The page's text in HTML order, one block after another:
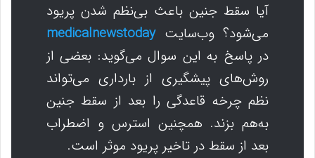
آیا سقط جنین باعث بی‌نظم شدن پریود
می‌شود؟ وب‌سایتmedicalnewstoday
در پاسخ به این سوال می‌گوید: بعضی از
روش‌های پیشگیری از بارداری می‌تواند
نظم چرخه قاعدگی را بعد از سقط جنین
به‌هم بزند. همچنین استرس و اضطراب
بعد از سقط در تاخیر پریود موثر است.